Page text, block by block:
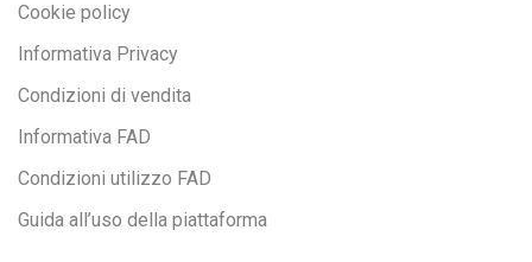
Cookie policy
Informativa Privacy
Condizioni di vendita
Informativa FAD
Condizioni utilizzo FAD
Guida all’uso della piattaforma